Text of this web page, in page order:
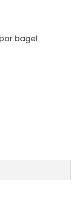
bagel